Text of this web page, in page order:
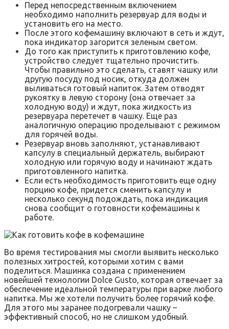
Перед непосредственным включением
необходимо наполнить резервуар для воды и
установить его на место.
После этого кофемашину включают в сеть и ждут,
пока индикатор загорится зеленым светом.
До того как приступить к приготовлению кофе,
устройство следует тщательно прочистить.
Чтобы правильно это сделать, ставят чашку или
другую посуду под носик, откуда должен
выливаться готовый напиток. Затем отводят
рукоятку в левую сторону (она отвечает за
холодную воду) и ждут, пока жидкость из
резервуара перетечет в чашку. Еще раз
аналогичную операцию проделывают с режимом
для горячей воды.
Резервуар вновь заполняют, устанавливают
капсулу в специальный держатель, выбирают
холодную или горячую воду и начинают ждать
приготовленного напитка.
Если есть необходимость приготовить еще одну
порцию кофе, придется сменить капсулу и
несколько секунд подождать, пока индикация
снова сообщит о готовности кофемашины к
работе.
Во время тестирования мы смогли выявить несколько
полезных хитростей, которыми хотим с вами
поделиться. Машинка создана с применением
новейшей технологии Dolce Gusto, которая отвечает за
обеспечение идеальной температуры при варке любого
напитка. Мы же хотели получить более горячий кофе.
Для этого мы заранее подогревали чашку –
эффективный способ, но не слишком удобный.